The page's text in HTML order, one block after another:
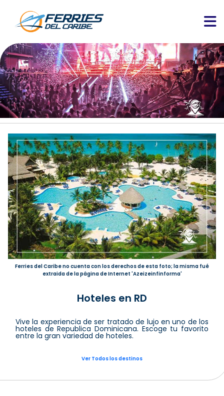
Ferries del Caribe no cuenta con los derechos de esta foto; la misma fué
extraida de la página de Internet 'Azeizeinfinforma'
Hoteles en RD
Vive la experiencia de ser tratado de lujo en uno de los
hoteles de Republica Dominicana. Escoge tu favorito
entre la gran variedad de hoteles.
Ver Todos los destinos